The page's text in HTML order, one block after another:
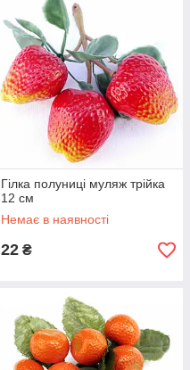
Гілка полуниці муляж трійка
12 см
Немає в наявності
22 ₴